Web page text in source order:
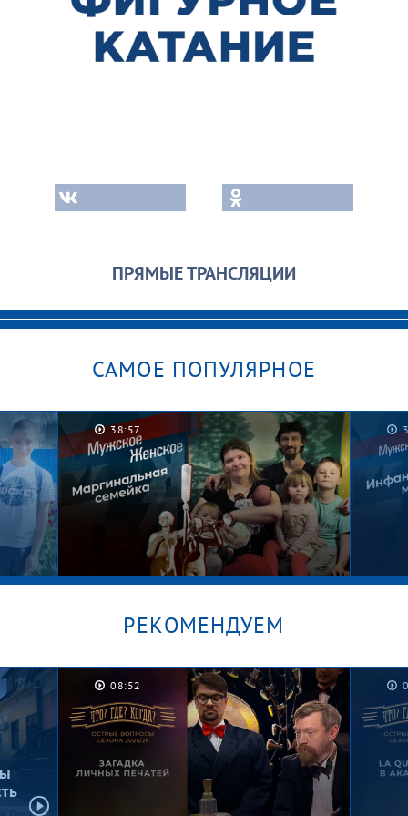
ПРЯМЫЕ ТРАНСЛЯЦИИ
САМОЕ ПОПУЛЯРНОЕ
38:57
Графские развалины. Мужское /
Женское
РЕКОМЕНДУЕМ
08:52